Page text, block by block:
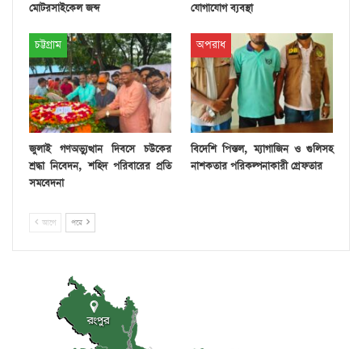
মোটরসাইকেল জব্দ
যোগাযোগ ব্যবস্থা
চট্টগ্রাম
জুলাই গণঅভ্যুত্থান দিবসে চউকের
শ্রদ্ধা নিবেদন, শহিদ পরিবারের প্রতি
সমবেদনা
অপরাধ
বিদেশি পিস্তল, ম্যাগাজিন ও গুলিসহ
নাশকতার পরিকল্পনাকারী গ্রেফতার
আগে পরে